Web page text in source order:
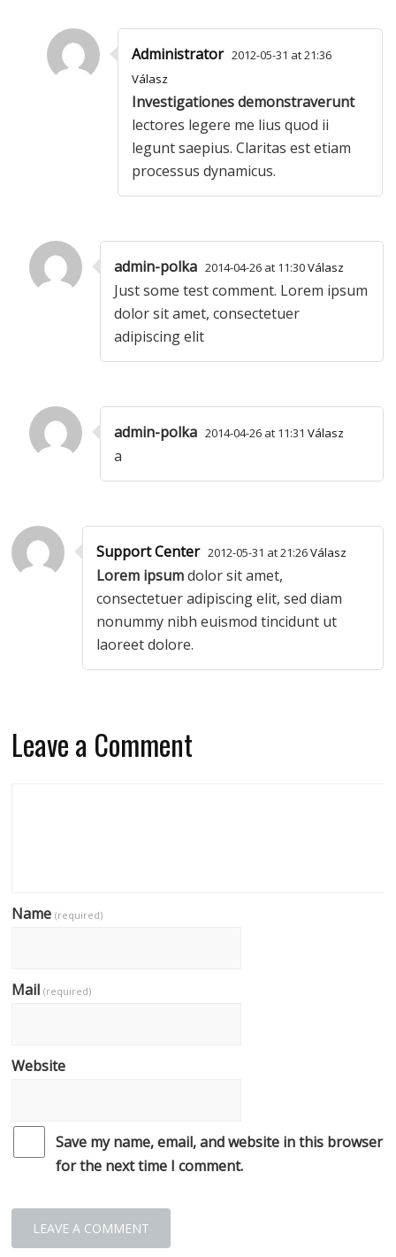
Administrator 2012-05-31 at 21:36
Válasz
Investigationes demonstraverunt
lectores legere me lius quod ii
legunt saepius. Claritas est etiam
processus dynamicus.
admin-polka 2014-04-26 at 11:30Válasz
Just some test comment. Lorem ipsum
dolor sit amet, consectetuer
adipiscing elit
admin-polka 2014-04-26 at 11:31Válasz
a
Support Center 2012-05-31 at 21:26Válasz
Lorem ipsumdolor sit amet,
consectetuer adipiscing elit, sed diam
nonummy nibh euismod tincidunt ut
laoreet dolore.
Leave a Comment
Name(required)
Mail(required)
Website
Save my name, email, and website in this browser
for the next time I comment.